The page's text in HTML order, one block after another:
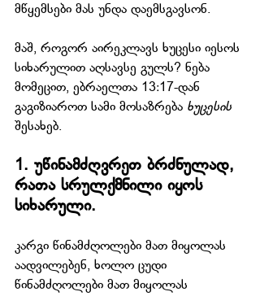
მწყემსები მას უნდა დაემსგავსონ.
მაშ, როგორ აირეკლავს ხუცესი იესოს
სიხარულით აღსავსე გულს? ნება
მომეცით, ებრაელთა 13:17-დან
გაგიზიაროთ სამი მოსაზრება ხუცესის
შესახებ.
1. უწინამძღვრეთ ბრძნულად,
რათა სრულქმნილი იყოს
სიხარული.
კარგი წინამძღოლები მათ მიყოლას
აადვილებენ, ხოლო ცუდი
წინამძღოლები მათ მიყოლას